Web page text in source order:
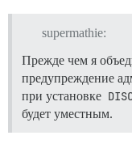
supermathie:
Прежде чем я
предупреждение
при установке
будет уместным.